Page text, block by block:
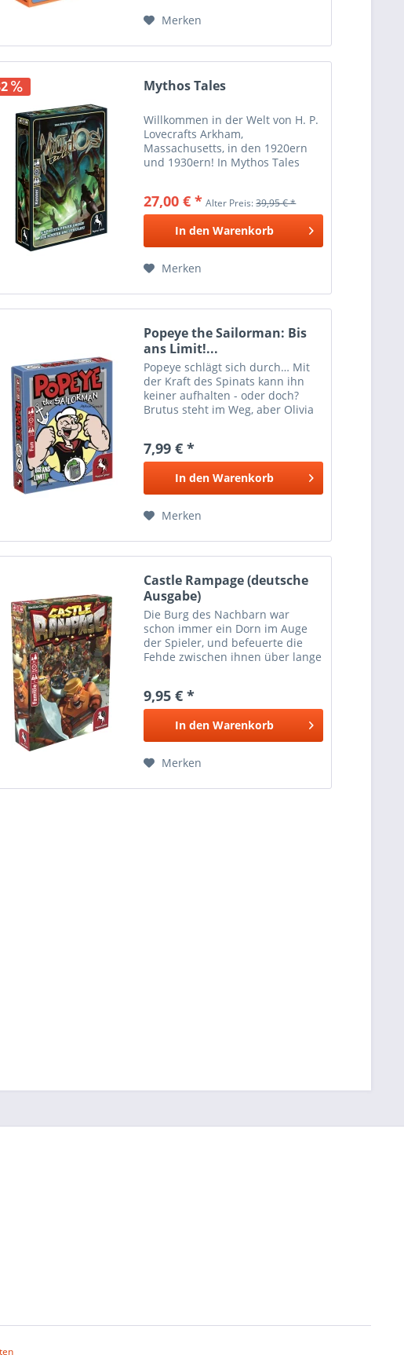
Merken
Mythos Tales
Willkommen in der Welt von H. P.
Lovecrafts Arkham,
Massachusetts, in den 1920ern
und 1930ern! In Mythos Tales
Library an der Miskatonic
University die Hilfe von bis zu
acht...
27,00 € * Alter Preis:39,95 € *
In den Warenkorb
Merken
Popeye the Sailorman: Bis
ans Limit!...
Popeye schlägt sich durch… Mit
der Kraft des Spinats kann ihn
keiner aufhalten - oder doch?
Brutus steht im Weg, aber Olivia
wie möglich, um stark zu
punkten! Getränke in...
7,99 € *
In den Warenkorb
Merken
Castle Rampage (deutsche
Ausgabe)
Die Burg des Nachbarn war
schon immer ein Dorn im Auge
der Spieler, und befeuerte die
Fehde zwischen ihnen über lange
und die Festung dem Erdboden
gleich zu machen!...
9,95 € *
In den Warenkorb
Merken